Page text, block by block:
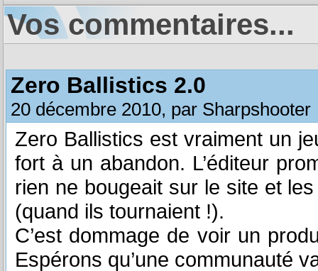
Vos commentaires...
Zero Ballistics 2.0
20 décembre 2010, par Sharpshooter
Zero Ballistics est vraiment un
fort à un abandon. L’éditeur
rien ne bougeait sur le site et
(quand ils tournaient !).
C’est dommage de voir un
Espérons qu’une communauté